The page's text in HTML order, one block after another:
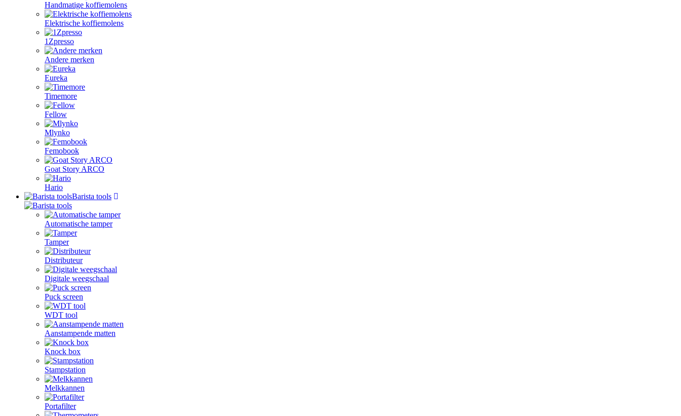
Handmatige koffiemolens
Elektrische koffiemolens
1Zpresso
Andere merken
Eureka
Timemore
Fellow
Mlynko
Femobook
Goat Story ARCO
Hario
Barista tools
Automatische tamper
Tamper
Distributeur
Digitale weegschaal
Puck screen
WDT tool
Aanstampende matten
Knock box
Stampstation
Melkkannen
Portafilter